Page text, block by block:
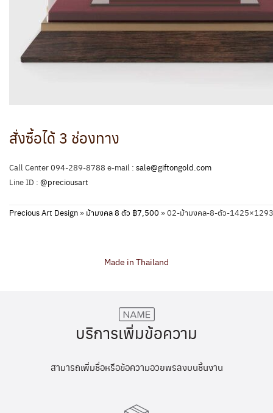
สั่งซื้อได้ 3 ช่องทาง
Call Center 094-289-8788 e-mail : sale@giftongold.com
Line ID : @preciousart
Precious Art Design» ม้ามงคล 8 ตัว ฿7,500 »02-ม้ามงคล-8-ตัว-1425×1293
Made in Thailand
บริการเพิ่มข้อความ
สามารถเพิ่มชื่อหรือข้อความอวยพรลงบนชิ้นงาน